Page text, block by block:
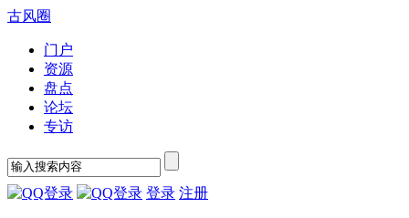
古风圈
门户
资源
盘点
论坛
专访
登录 注册